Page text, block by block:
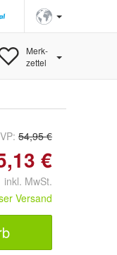
Merk-
zettel
54,95 €
€
inkl. MwSt.
Versand